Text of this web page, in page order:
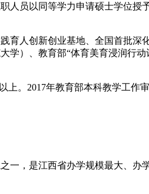
人员以同等学力申请硕士学位
人创新创业基地、全国首批
）、教育部“体育美育浸润行
。2017年教育部本科教学工
一，是江西省办学规模最大、